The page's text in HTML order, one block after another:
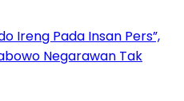
Ireng Pada Insan Pers”,
Negarawan Tak